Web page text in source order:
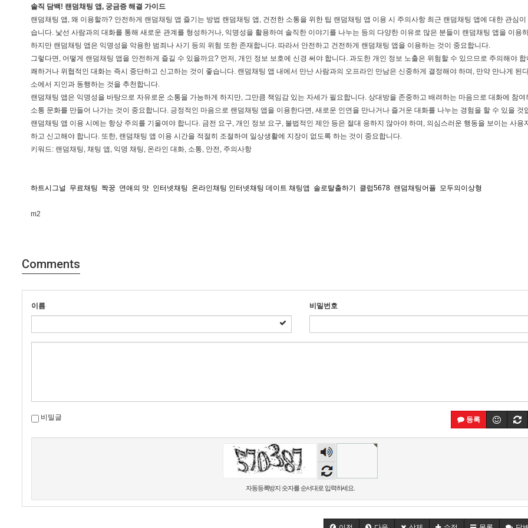
솔직 담백! 랜덤채팅 앱, 궁금증 해결 가이드
랜덤채팅 앱, 왜 이용할까? 안전하게 랜덤채팅 앱 즐기는 방법 랜덤채팅 앱, 건전한 소통을 위한 팁 랜덤채팅 앱 이용 시 주의사항 최근 랜덤채팅 앱에 대한 관심이
습니다. 낯선 사람과의 대화를 통해 새로운 관계를 형성하거나, 익명성을 활용하여 솔직한 이야기를 나누는 등의 다양한 이유로 많은 분들이 랜덤채팅 앱을 이용
하지만 랜덤채팅 앱은 익명성을 악용한 범죄나 사기 등의 위험 또한 존재합니다. 따라서 안전하고 건전하게 랜덤채팅 앱을 이용하는 것이 중요합니다.
그렇다면, 어떻게 랜덤채팅 앱을 안전하게 즐길 수 있을까요? 먼저, 개인 정보 보호에 신경 써야 합니다. 과도한 개인 정보 노출은 위험할 수 있으므로 주의해야 합
쾌하거나 위협적인 대화는 즉시 중단하고 신고하는 것이 좋습니다. 랜덤채팅 앱 내에서 만난 사람과의 오프라인 만남은 신중하게 결정해야 하며, 만약 만나게 된
소에서 지인과 동행하는 것을 추천합니다.
랜덤채팅 앱은 익명성을 바탕으로 자유로운 소통을 가능하게 하지만, 그만큼 책임감 있는 자세가 필요합니다. 상대방을 존중하고 배려하는 마음으로 대화에 참여
소통 문화를 만들어 나가는 것이 중요합니다. 긍정적인 마음으로 랜덤채팅 앱을 이용한다면, 새로운 인연을 만나거나 즐거운 대화를 나누는 경험을 할 수 있을 것
랜덤채팅 앱 이용 시에는 항상 주의를 기울여야 합니다. 금전 요구, 개인 정보 요구, 불법적인 제안 등은 절대 응하지 않아야 하며, 의심스러운 행동을 보이는 사용
하고 신고해야 합니다. 또한, 랜덤채팅 앱 이용 시간을 적절히 조절하여 일상생활에 지장이 없도록 하는 것이 중요합니다.
키워드: 랜덤채팅, 채팅 앱, 익명 채팅, 온라인 대화, 소통, 안전, 주의사항
하트시그널 무료채팅 짝꿍 연애의 맛 인터넷채팅 온라인채팅 인터넷채팅 데이트 채팅앱 솔로탈출하기 클럽5678 랜덤채팅어플 모두의이상형
m2
Comments
이름 비밀번호
등록
비밀글
숫자
음성
듣기
자동등록방지 숫자를 순서대로 입력하세요.